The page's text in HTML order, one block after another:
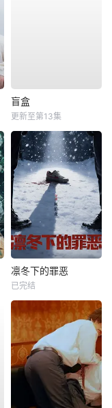
盲盒
更新至第13集
凛冬下的罪恶
已完结